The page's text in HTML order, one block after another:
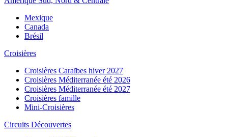
Mexique
Canada
Brésil
Croisières
Croisières Caraïbes hiver 2027
Croisières Méditerranée été 2026
Croisières Méditerranée été 2027
Croisières famille
Mini-Croisières
Circuits Découvertes